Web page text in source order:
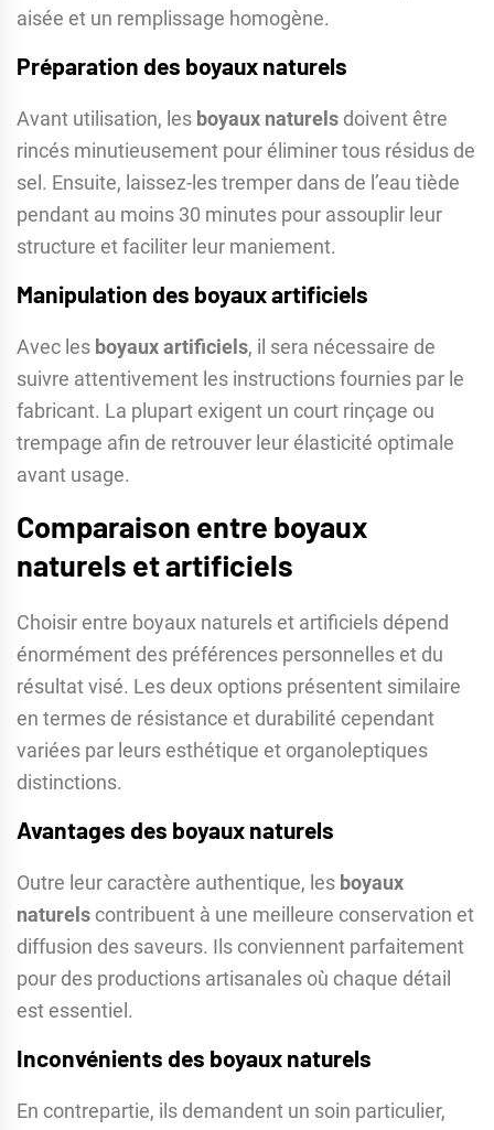
aisée et un remplissage homogène.
Préparation des boyaux naturels
Avant utilisation, les boyaux naturels doivent être
rincés minutieusement pour éliminer tous résidus de
sel. Ensuite, laissez-les tremper dans de l’eau tiède
pendant au moins 30 minutes pour assouplir leur
structure et faciliter leur maniement.
Manipulation des boyaux artificiels
Avec les boyaux artificiels, il sera nécessaire de
suivre attentivement les instructions fournies par le
fabricant. La plupart exigent un court rinçage ou
trempage afin de retrouver leur élasticité optimale
avant usage.
Comparaison entre boyaux
naturels et artificiels
Choisir entre boyaux naturels et artificiels dépend
énormément des préférences personnelles et du
résultat visé. Les deux options présentent similaire
en termes de résistance et durabilité cependant
variées par leurs esthétique et organoleptiques
distinctions.
Avantages des boyaux naturels
Outre leur caractère authentique, les boyaux
naturels contribuent à une meilleure conservation et
diffusion des saveurs. Ils conviennent parfaitement
pour des productions artisanales où chaque détail
est essentiel.
Inconvénients des boyaux naturels
En contrepartie, ils demandent un soin particulier,